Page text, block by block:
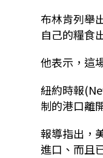
布林肯列舉
自己的糧食
他表示，這
紐約時報
制的港口離
報導指出，
進口、而且